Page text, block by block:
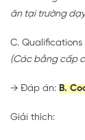
ăn tại trường
C.
(Các bằng cấp
→ Đáp án: B.
Giải thích: